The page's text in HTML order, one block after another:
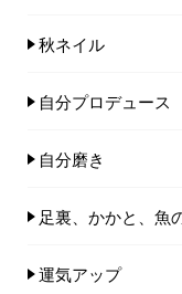
秋ネイル
自分プロデュース
自分磨き
足裏、かかと、魚
運気アップ